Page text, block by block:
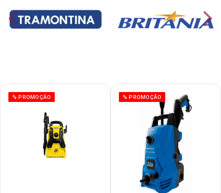
% PROMOÇÃO % PROMOÇÃO